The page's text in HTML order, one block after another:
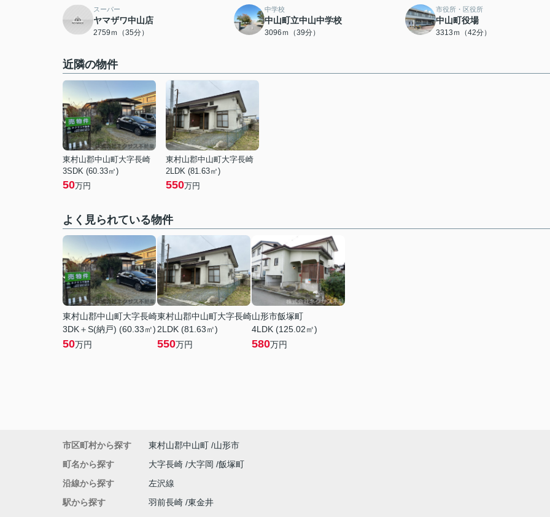
スーパー
ヤマザワ中山店
2759ｍ（35分）
中学校
中山町立中山中学校
3096ｍ（39分）
市役所・区役所
中山町役場
3313ｍ（42分）
近隣の物件
東村山郡中山町大字長崎
3SDK (60.33㎡)
50万円
東村山郡中山町大字長崎
2LDK (81.63㎡)
550万円
よく見られている物件
東村山郡中山町大字長崎
3DK＋S(納戸) (60.33㎡)
50万円
東村山郡中山町大字長崎
2LDK (81.63㎡)
550万円
山形市飯塚町
4LDK (125.02㎡)
580万円
市区町村から探す 東村山郡中山町 山形市
町名から探す
大字長崎 大字岡
飯塚町
沿線から探す
左沢線
駅から探す
羽前長崎 東金井